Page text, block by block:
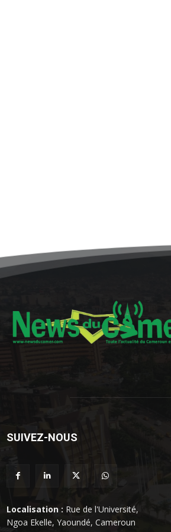
SUIVEZ-NOUS
Localisation : Rue de l'Université,
Ngoa Ekelle, Yaoundé, Cameroun